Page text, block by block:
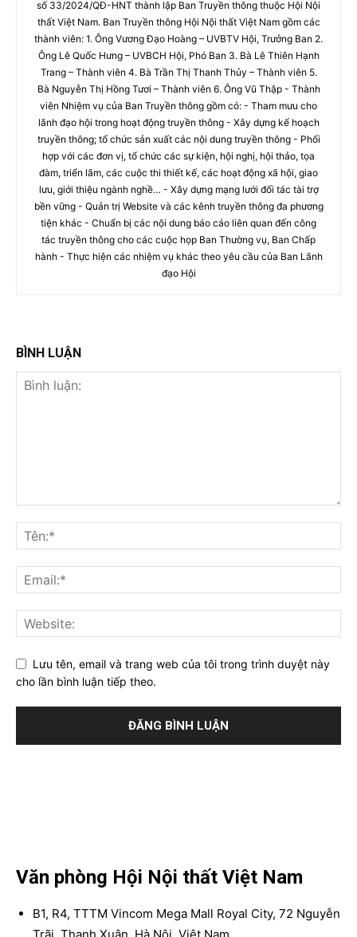
số 33/2024/QĐ-HNT thành lập Ban Truyền thông thuộc Hội Nội
thất Việt Nam. Ban Truyền thông Hội Nội thất Việt Nam gồm các
thành viên: 1. Ông Vương Đạo Hoàng – UVBTV Hội, Trưởng Ban 2.
Ông Lê Quốc Hưng – UVBCH Hội, Phó Ban 3. Bà Lê Thiên Hạnh
Trang – Thành viên 4. Bà Trần Thị Thanh Thủy – Thành viên 5.
Bà Nguyễn Thị Hồng Tươi – Thành viên 6. Ông Vũ Thập - Thành
viên Nhiệm vụ của Ban Truyền thông gồm có: - Tham mưu cho
lãnh đạo hội trong hoạt động truyền thông - Xây dựng kế hoạch
truyền thông; tổ chức sản xuất các nội dung truyền thông - Phối
hợp với các đơn vị, tổ chức các sự kiện, hội nghị, hội thảo, tọa
đàm, triển lãm, các cuộc thi thiết kế, các hoạt động xã hội, giao
lưu, giới thiệu ngành nghề… - Xây dựng mạng lưới đối tác tài trợ
bền vững - Quản trị Website và các kênh truyền thông đa phương
tiện khác - Chuẩn bị các nội dung báo cáo liên quan đến công
tác truyền thông cho các cuộc họp Ban Thường vụ, Ban Chấp
hành - Thực hiện các nhiệm vụ khác theo yêu cầu của Ban Lãnh
đạo Hội
BÌNH LUẬN
Lưu tên, email và trang web của tôi trong trình duyệt này
cho lần bình luận tiếp theo.
Văn phòng Hội Nội thất Việt Nam
B1, R4, TTTM Vincom Mega Mall Royal City, 72 Nguyễn